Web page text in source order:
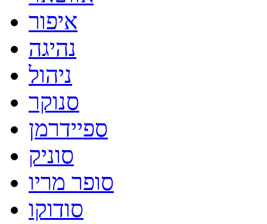
איפור
נהיגה
ניהול
סנוקר
ספיידרמן
סוניק
סופר מריו
סודוקו